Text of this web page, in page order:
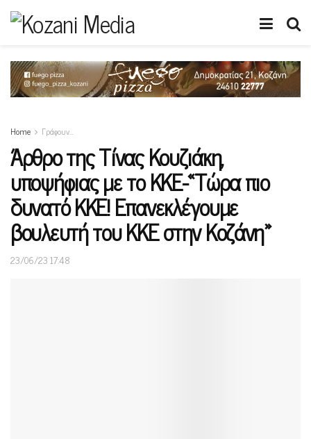
Home Γράφουν…
Άρθρο της Τίνας Κουζιάκη,
υποψήφιας με το ΚΚΕ-«Τώρα πιο
δυνατό ΚΚΕ! Επανεκλέγουμε
βουλευτή του ΚΚΕ στην Κοζάνη»
23/06/23 17:48